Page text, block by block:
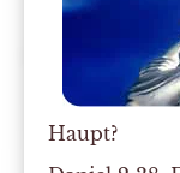
Haupt?